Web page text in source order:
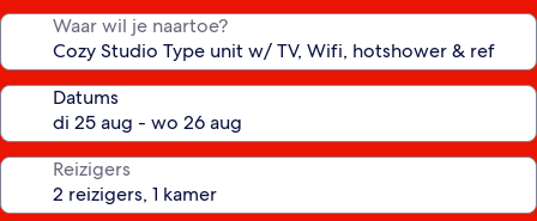
Waar wil je naartoe?
Datums
Reizigers